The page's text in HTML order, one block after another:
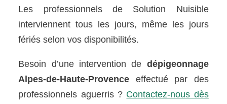
Les professionnels de Solution Nuisible
interviennent tous les jours, même les jours
fériés selon vos disponibilités.
Besoin d’une intervention de dépigeonnage
Alpes-de-Haute-Provence effectué par des
professionnels aguerris ? Contactez-nous dès